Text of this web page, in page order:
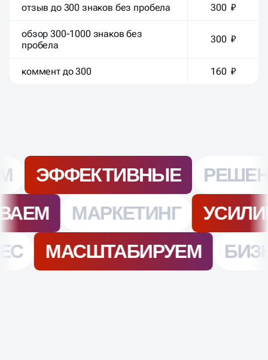
отзыв до 300 знаков без пробела 300 ₽
обзор 300-1000 знаков без
пробела
300 ₽
коммент до 300 160 ₽